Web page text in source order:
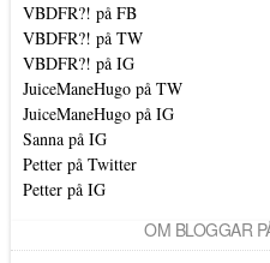
VBDFR?! på FB
VBDFR?! på TW
VBDFR?! på IG
JuiceManeHugo på TW
JuiceManeHugo på IG
Sanna på IG
Petter på Twitter
Petter på IG
OM BLOGGAR